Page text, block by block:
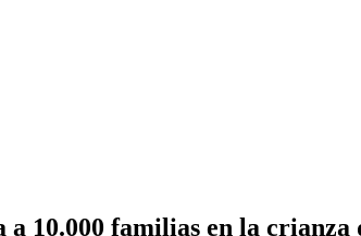
a 10.000 familias en la